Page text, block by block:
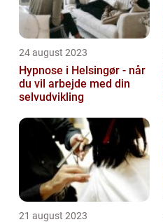
24 august 2023
Hypnose i Helsingør - når
du vil arbejde med din
selvudvikling
21 august 2023